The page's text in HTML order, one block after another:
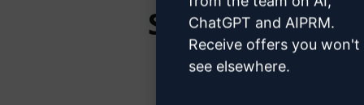
Schritt 3:
ChatGPT and AIPRM.
Receive offers you won't
see elsewhere.